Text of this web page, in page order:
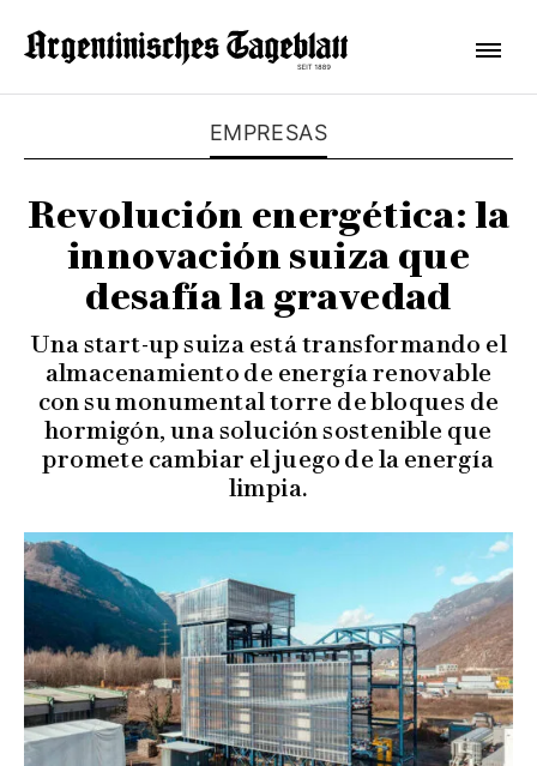
EMPRESAS
Revolución energética: la
innovación suiza que
desafía la gravedad
Una start-up suiza está transformando el
almacenamiento de energía renovable
con su monumental torre de bloques de
hormigón, una solución sostenible que
promete cambiar el juego de la energía
limpia.